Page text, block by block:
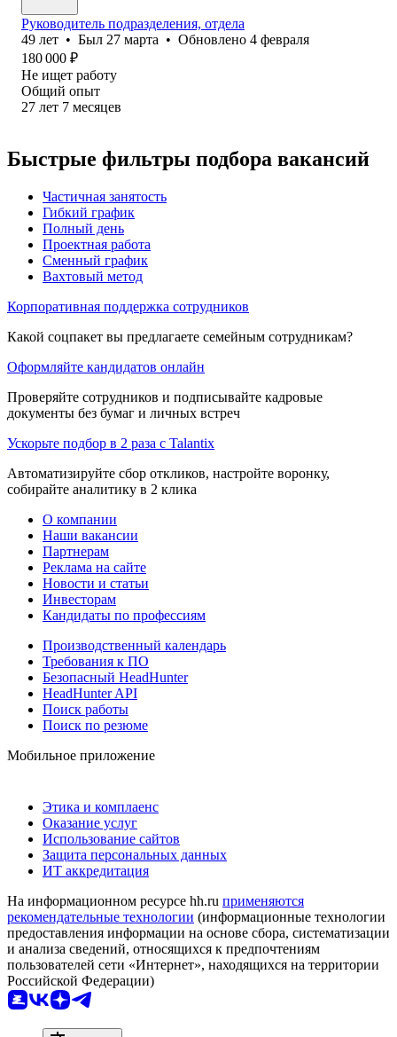
Руководитель подразделения, отдела
49 лет • Был 27 марта • Обновлено 4 февраля
180 000 ₽
Не ищет работу
Общий опыт
27 лет 7 месяцев
Быстрые фильтры подбора вакансий
Частичная занятость
Гибкий график
Полный день
Проектная работа
Сменный график
Вахтовый метод
Корпоративная поддержка сотрудников
Какой соцпакет вы предлагаете семейным сотрудникам?
Оформляйте кандидатов онлайн
Проверяйте сотрудников и подписывайте кадровые
документы без бумаг и личных встреч
Ускорьте подбор в 2 раза с Talantix
Автоматизируйте сбор откликов, настройте воронку,
собирайте аналитику в 2 клика
О компании
Наши вакансии
Партнерам
Реклама на сайте
Новости и статьи
Инвесторам
Кандидаты по профессиям
Производственный календарь
Требования к ПО
Безопасный HeadHunter
HeadHunter API
Поиск работы
Поиск по резюме
Мобильное приложение
Этика и комплаенс
Оказание услуг
Использование сайтов
Защита персональных данных
ИТ аккредитация
На информационном ресурсе hh.ru применяются
рекомендательные технологии (информационные технологии
предоставления информации на основе сбора, систематизации
и анализа сведений, относящихся к предпочтениям
пользователей сети «Интернет», находящихся на территории
Российской Федерации)